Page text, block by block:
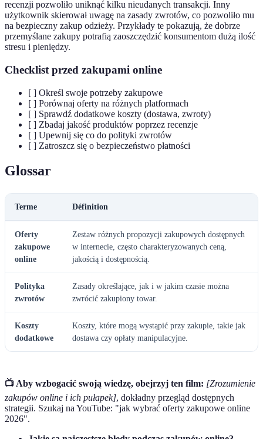
recenzji pozwoliło uniknąć kilku nieudanych transakcji. Inny
użytkownik skierował uwagę na zasady zwrotów, co pozwoliło mu
na bezpieczny zakup odzieży. Przykłady te pokazują, że dobrze
przemyślane zakupy potrafią zaoszczędzić konsumentom dużą ilość
stresu i pieniędzy.
Checklist przed zakupami online
[ ] Określ swoje potrzeby zakupowe
[ ] Porównaj oferty na różnych platformach
[ ] Sprawdź dodatkowe koszty (dostawa, zwroty)
[ ] Zbadaj jakość produktów poprzez recenzje
[ ] Upewnij się co do polityki zwrotów
[ ] Zatroszcz się o bezpieczeństwo płatności
Glossar
Terme Définition
Oferty
zakupowe
online
Zestaw różnych propozycji zakupowych dostępnych
w internecie, często charakteryzowanych ceną,
jakością i dostępnością.
Polityka
zwrotów
Zasady określające, jak i w jakim czasie można
zwrócić zakupiony towar.
Koszty
dodatkowe
Koszty, które mogą wystąpić przy zakupie, takie jak
dostawa czy opłaty manipulacyjne.
📺 Aby wzbogacić swoją wiedzę, obejrzyj ten film: [Zrozumienie
zakupów online i ich pułapek], dokładny przegląd dostępnych
strategii. Szukaj na YouTube: "jak wybrać oferty zakupowe online
2026".